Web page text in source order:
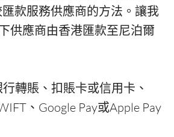
款服務供應商的方法。讓我
供應商由香港匯款至尼泊爾
轉賬、扣賬卡或信用卡、
、Google Pay或Apple Pay